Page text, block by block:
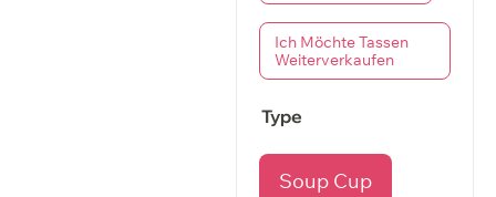
Ich Möchte Tassen
Weiterverkaufen
Type
Soup Cup